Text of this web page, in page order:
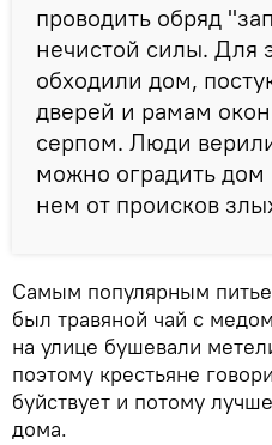
проводить обряд
нечистой силы. Для
обходили дом,
дверей и рамам
серпом. Люди
можно оградить
нем от происков
Самым популярным
был травяной чай с
на улице бушевали
поэтому крестьяне
буйствует и потому
дома.